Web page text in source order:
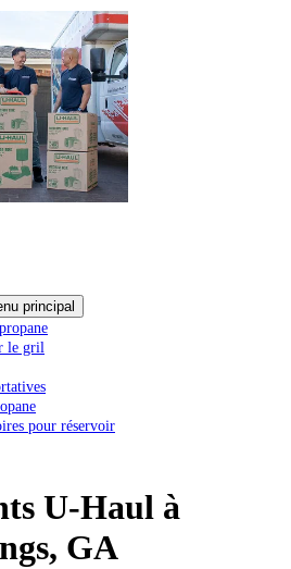
principal
le gril
pour réservoir
U-Haul à
GA